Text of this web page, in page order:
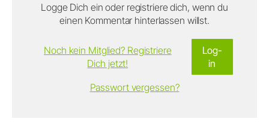
Logge Dich ein oder registriere dich, wenn du
einen Kommentar hinterlassen willst.
Log-
in
Noch kein Mitglied? Registriere
Dich jetzt!
Passwort vergessen?